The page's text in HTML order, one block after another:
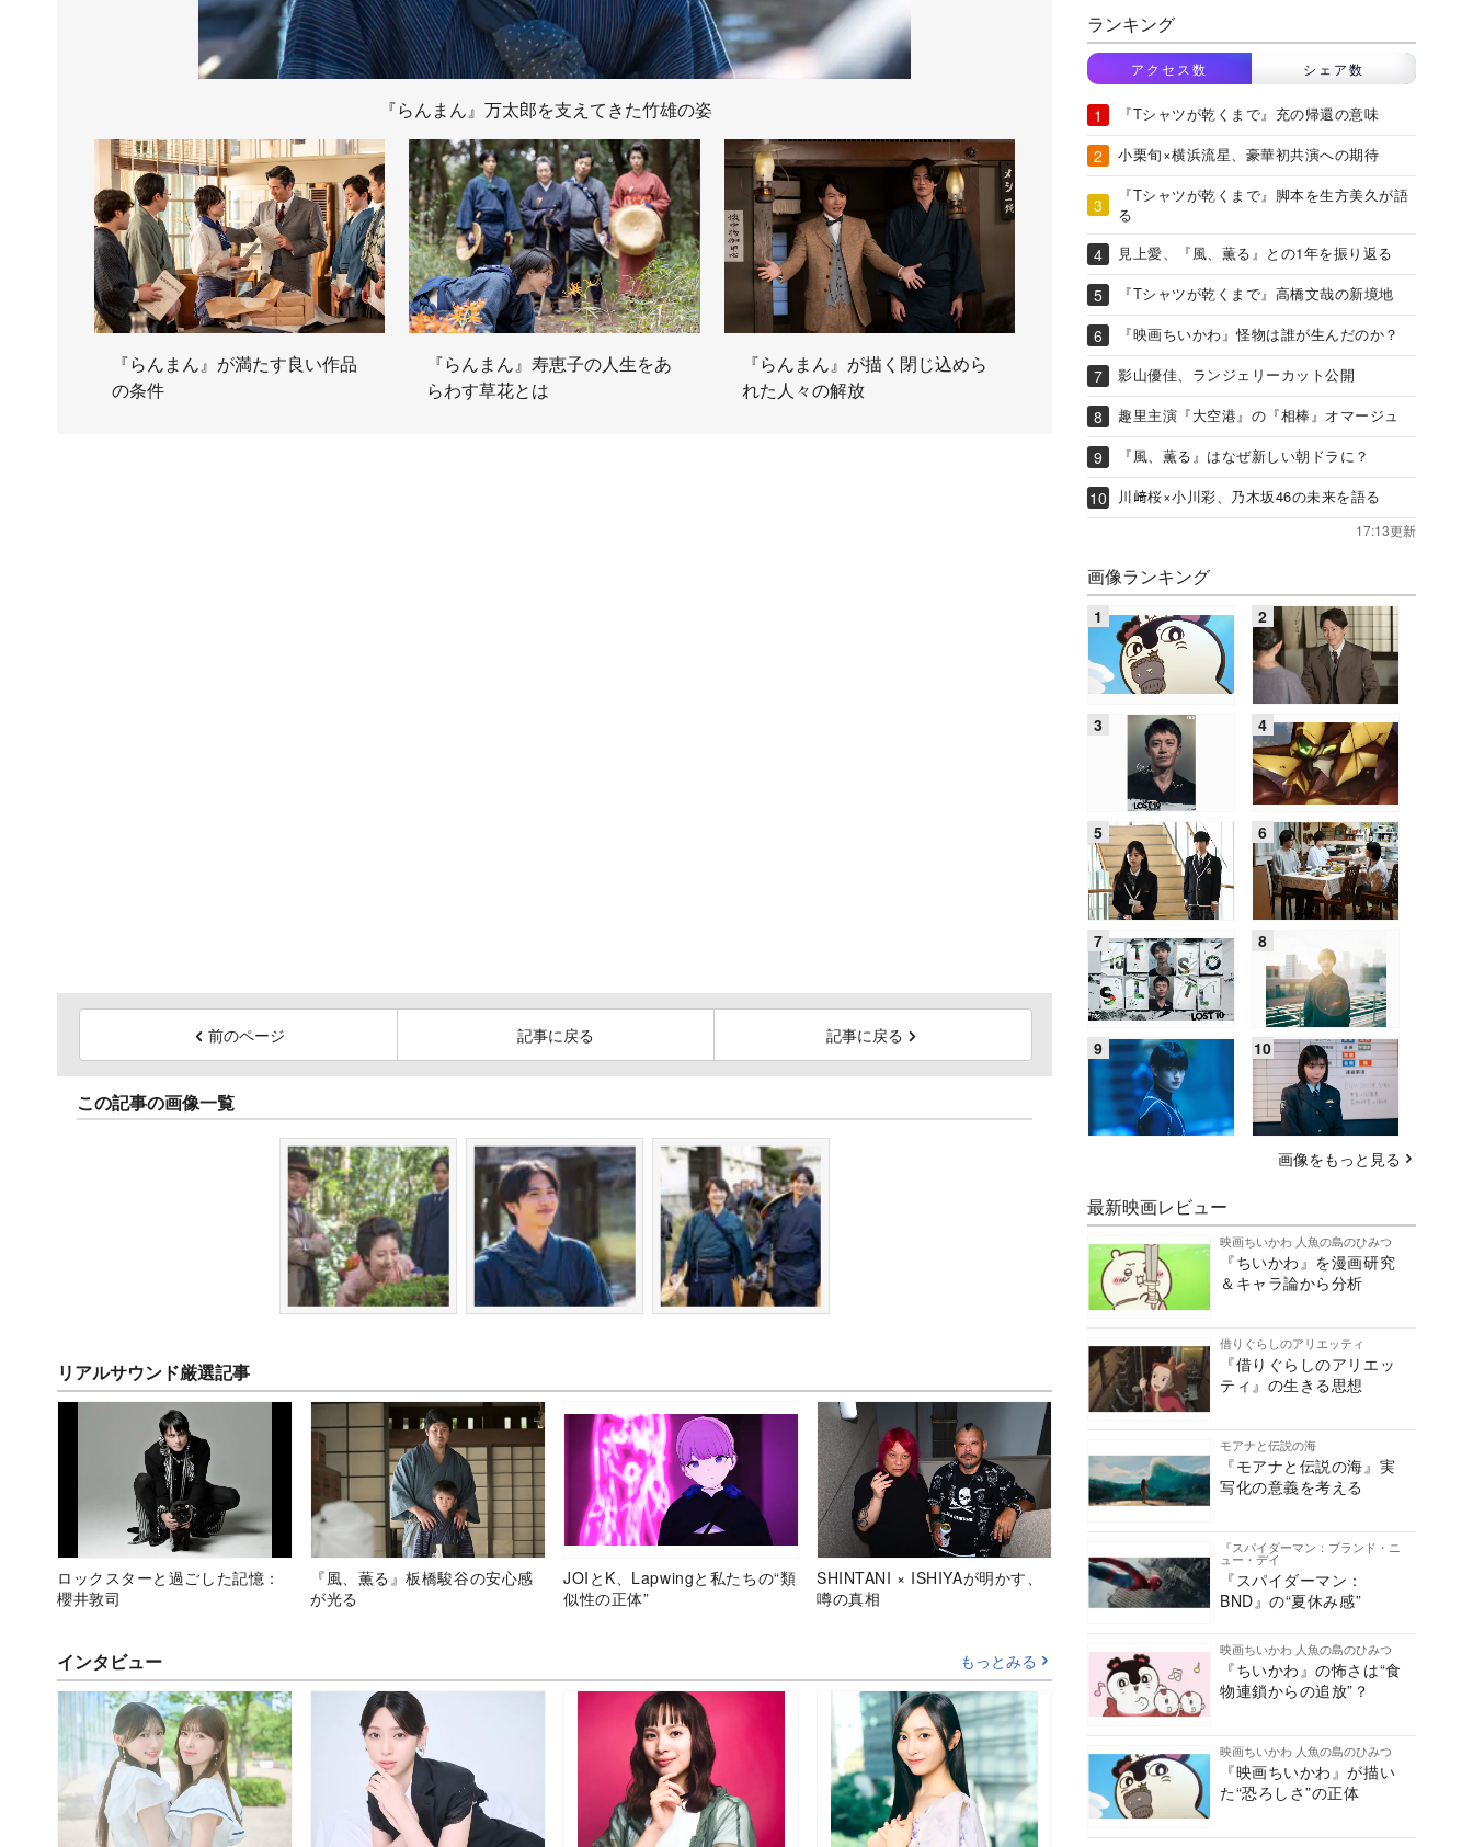
『らんまん』万太郎を支えてきた竹雄の姿
『らんまん』が満たす良い作品
の条件
『らんまん』寿恵子の人生をあ
らわす草花とは
『らんまん』が描く閉じ込めら
れた人々の解放
前のページ 記事に戻る 記事に戻る
この記事の画像一覧
リアルサウンド厳選記事
ロックスターと過ごした記憶：
櫻井敦司
『風、薫る』板橋駿谷の安心感
が光る
JOIとK、Lapwingと私たちの“類
似性の正体”
SHINTANI × ISHIYAが明かす、
噂の真相
インタビュー もっとみる
ランキング
アクセス数 シェア数
『Tシャツが乾くまで』充の帰還の意味
小栗旬×横浜流星、豪華初共演への期待
『Tシャツが乾くまで』脚本を生方美久が語
る
見上愛、『風、薫る』との1年を振り返る
『Tシャツが乾くまで』高橋文哉の新境地
『映画ちいかわ』怪物は誰が生んだのか？
影山優佳、ランジェリーカット公開
趣里主演『大空港』の『相棒』オマージュ
『風、薫る』はなぜ新しい朝ドラに？
川﨑桜×小川彩、乃木坂46の未来を語る
17:13更新
画像ランキング
画像をもっと見る
最新映画レビュー
映画ちいかわ 人魚の島のひみつ
『ちいかわ』を漫画研究
＆キャラ論から分析
借りぐらしのアリエッティ
『借りぐらしのアリエッ
ティ』の生きる思想
モアナと伝説の海
『モアナと伝説の海』実
写化の意義を考える
『スパイダーマン：ブランド・ニ
ュー・デイ
『スパイダーマン：
BND』の“夏休み感”
映画ちいかわ 人魚の島のひみつ
『ちいかわ』の怖さは“食
物連鎖からの追放”？
映画ちいかわ 人魚の島のひみつ
『映画ちいかわ』が描い
た“恐ろしさ”の正体